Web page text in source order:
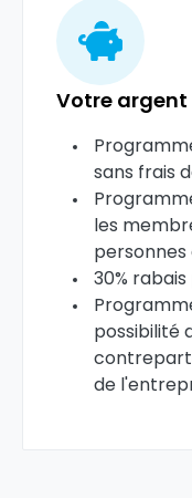
Votre argent
sans frais
les
personnes
30%
possibilité
de